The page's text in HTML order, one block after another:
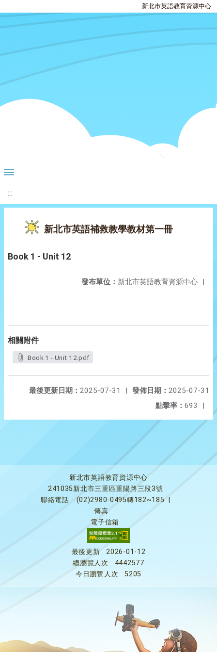
新北市英語教育資源中心
:::
新北市英語補救教學教材第一冊
Book 1 - Unit 12
發布單位： 新北市英語教育資源中心 |
相關附件
Book 1 - Unit 12.pdf
發佈日期： 2025-07-31
最後更新日期： 2025-07-31
|
點擊率： 693 |
新北市英語教育資源中心
241035新北市三重區重陽路三段3號
聯絡電話
(02)2980-0495轉182~185
傳真
電子信箱
最後更新
2026-01-12
總瀏覽人次
4442577
今日瀏覽人次
5205